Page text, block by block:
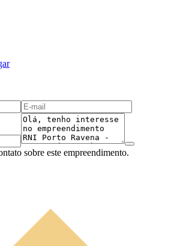
sobre este empreendimento.